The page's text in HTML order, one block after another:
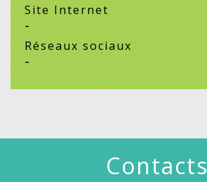
Site Internet
-
Réseaux sociaux
-
Contacts